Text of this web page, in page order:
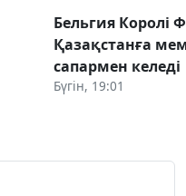
Бельгия Королі
Қазақстанға
сапармен келеді
Бүгін, 19:01